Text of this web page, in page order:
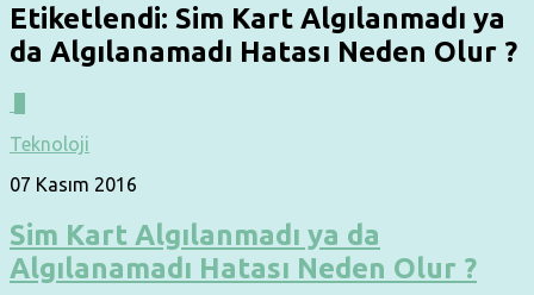
Etiketlendi: Sim Kart Algılanmadı ya
da Algılanamadı Hatası Neden Olur ?
Teknoloji
07 Kasım 2016
Sim Kart Algılanmadı ya da
Algılanamadı Hatası Neden Olur ?